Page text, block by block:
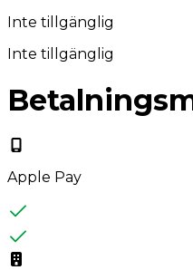
Inte tillgänglig
Inte tillgänglig
Apple Pay